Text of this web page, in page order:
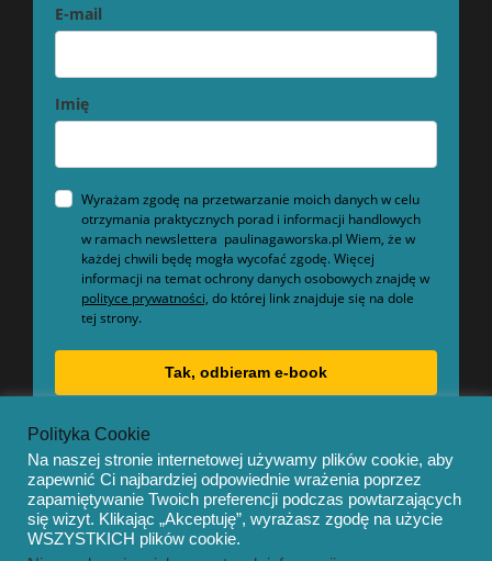
E-mail
Imię
Wyrażam zgodę na przetwarzanie moich danych w celu
otrzymania praktycznych porad i informacji handlowych
w ramach newslettera paulinagaworska.pl Wiem, że w
każdej chwili będę mogła wycofać zgodę. Więcej
informacji na temat ochrony danych osobowych znajdę w
polityce prywatności, do której link znajduje się na dole
tej strony.
Tak, odbieram e-book
© Copyright 2020 – Mentor by OceanThemes
Polityka Cookie
Na naszej stronie internetowej używamy plików cookie, aby
zapewnić Ci najbardziej odpowiednie wrażenia poprzez
zapamiętywanie Twoich preferencji podczas powtarzających
się wizyt. Klikając „Akceptuję”, wyrażasz zgodę na użycie
WSZYSTKICH plików cookie.